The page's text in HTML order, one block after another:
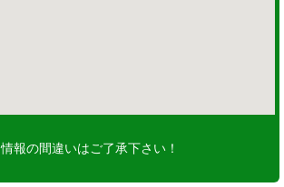
報の間違いはご了承下さい！